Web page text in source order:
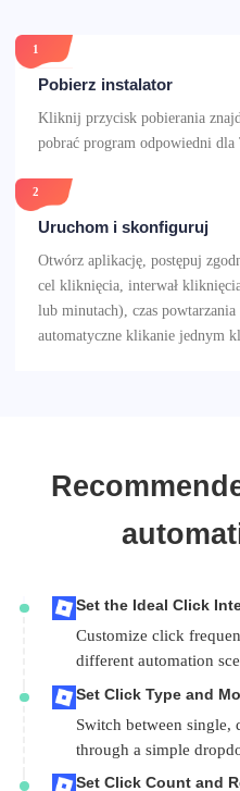
1
Pobierz instalator
Kliknij przycisk pobierania
pobrać program odpowiedni dla
2
Uruchom i skonfiguruj
Otwórz aplikację, postępuj
cel kliknięcia, interwał
lub minutach), czas
automatyczne klikanie jednym
Set the Ideal Click
Customize click
different automation
Set Click Type and
Switch between
through a simple
Set Click Count and